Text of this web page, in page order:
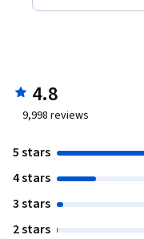
4.8
9,998 reviews
5 stars
4 stars
3 stars
2 stars